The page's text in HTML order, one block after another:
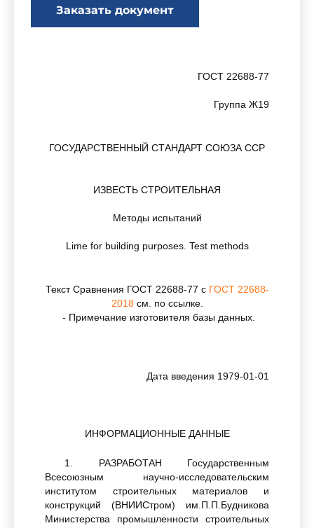
Заказать документ
ГОСТ 22688-77
Группа Ж19
ГОСУДАРСТВЕННЫЙ СТАНДАРТ СОЮЗА ССР
ИЗВЕСТЬ СТРОИТЕЛЬНАЯ
Методы испытаний
Lime for building purposes. Test methods
Текст Сравнения ГОСТ 22688-77 с ГОСТ 22688-
2018 см. по ссылке.
- Примечание изготовителя базы данных.
Дата введения 1979-01-01
ИНФОРМАЦИОННЫЕ ДАННЫЕ
1. РАЗРАБОТАН Государственным
Всесоюзным научно-исследовательским
институтом строительных материалов и
конструкций (ВНИИСтром) им.П.П.Будникова
Министерства промышленности строительных